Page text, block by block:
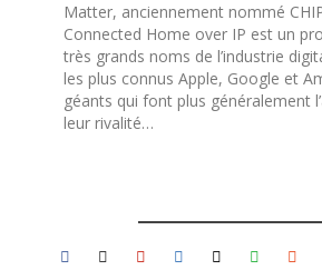
Matter, anciennement nommé
Connected Home over IP est un
très grands noms de l’industrie
les plus connus Apple, Google et
géants qui font plus généralement
leur rivalité…